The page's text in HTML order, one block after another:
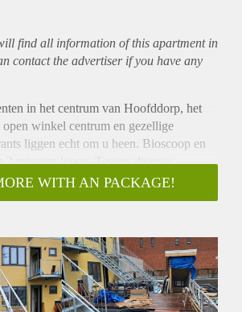
find all information of this apartmentin
contact the advertiser if you have any
in het centrum van Hoofddorp, het
open winkel centrum en gezellige
liggen echt om u heen. Bioscoop en
2 minuten lopen. Tevens diverse
afstand.
met openbaar vervoer en loop afstand
uit een woonkamer, slaapkamer,
douche en toilet, wasmachine ruimte en
de laatste technieken dus met warmte
WITH AN PACKAGE!